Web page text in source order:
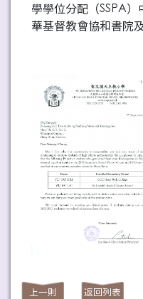
學學位分配（SSPA
華基督教會協和書院
上一則 返回列表